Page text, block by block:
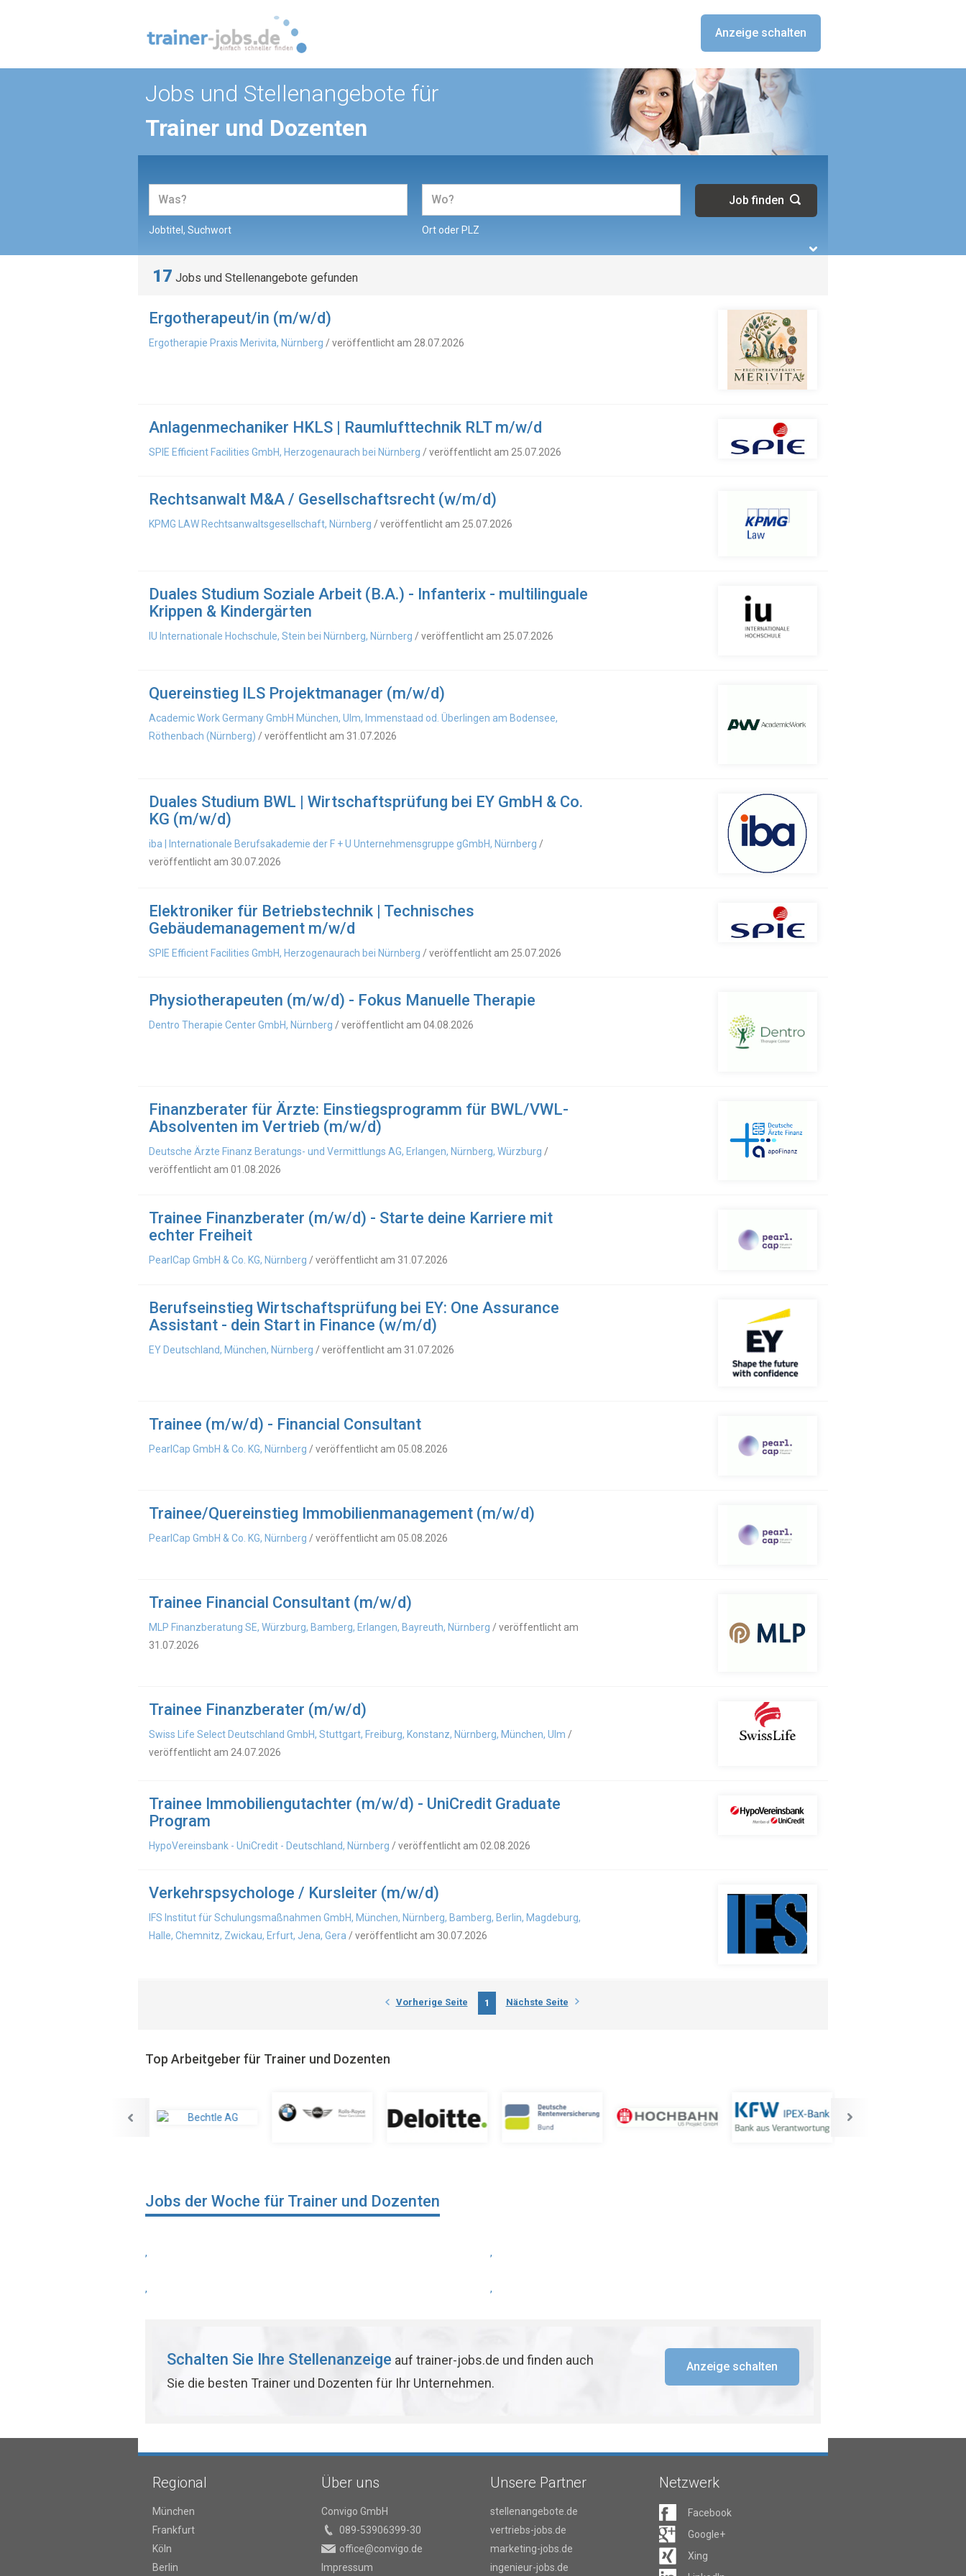
Anzeige schalten
Jobs und Stellenangebote für
Trainer und Dozenten
Jobtitel, Suchwort Ort oder PLZ
17 Jobs und Stellenangebote gefunden
Ergotherapeut/in (m/w/d)
Ergotherapie Praxis Merivita, Nürnberg / veröffentlicht am 28.07.2026
Anlagenmechaniker HKLS | Raumlufttechnik RLT m/w/d
SPIE Efficient Facilities GmbH, Herzogenaurach bei Nürnberg / veröffentlicht am 25.07.2026
Rechtsanwalt M&A / Gesellschaftsrecht (w/m/d)
KPMG LAW Rechtsanwaltsgesellschaft, Nürnberg / veröffentlicht am 25.07.2026
Duales Studium Soziale Arbeit (B.A.) - Infanterix - multilinguale
Krippen & Kindergärten
IU Internationale Hochschule, Stein bei Nürnberg, Nürnberg / veröffentlicht am 25.07.2026
Quereinstieg ILS Projektmanager (m/w/d)
Academic Work Germany GmbH München, Ulm, Immenstaad od. Überlingen am Bodensee,
Röthenbach (Nürnberg) / veröffentlicht am 31.07.2026
Duales Studium BWL | Wirtschaftsprüfung bei EY GmbH & Co.
KG (m/w/d)
iba | Internationale Berufsakademie der F + U Unternehmensgruppe gGmbH, Nürnberg /
veröffentlicht am 30.07.2026
Elektroniker für Betriebstechnik | Technisches
Gebäudemanagement m/w/d
SPIE Efficient Facilities GmbH, Herzogenaurach bei Nürnberg / veröffentlicht am 25.07.2026
Physiotherapeuten (m/w/d) - Fokus Manuelle Therapie
Dentro Therapie Center GmbH, Nürnberg / veröffentlicht am 04.08.2026
Finanzberater für Ärzte: Einstiegsprogramm für BWL/VWL-
Absolventen im Vertrieb (m/w/d)
Deutsche Ärzte Finanz Beratungs- und Vermittlungs AG, Erlangen, Nürnberg, Würzburg /
veröffentlicht am 01.08.2026
Trainee Finanzberater (m/w/d) - Starte deine Karriere mit
echter Freiheit
PearlCap GmbH & Co. KG, Nürnberg / veröffentlicht am 31.07.2026
Berufseinstieg Wirtschaftsprüfung bei EY: One Assurance
Assistant - dein Start in Finance (w/m/d)
EY Deutschland, München, Nürnberg / veröffentlicht am 31.07.2026
Trainee (m/w/d) - Financial Consultant
PearlCap GmbH & Co. KG, Nürnberg / veröffentlicht am 05.08.2026
Trainee/Quereinstieg Immobilienmanagement (m/w/d)
PearlCap GmbH & Co. KG, Nürnberg / veröffentlicht am 05.08.2026
Trainee Financial Consultant (m/w/d)
MLP Finanzberatung SE, Würzburg, Bamberg, Erlangen, Bayreuth, Nürnberg / veröffentlicht am
31.07.2026
Trainee Finanzberater (m/w/d)
Swiss Life Select Deutschland GmbH, Stuttgart, Freiburg, Konstanz, Nürnberg, München, Ulm /
veröffentlicht am 24.07.2026
Trainee Immobiliengutachter (m/w/d) - UniCredit Graduate
Program
HypoVereinsbank - UniCredit - Deutschland, Nürnberg / veröffentlicht am 02.08.2026
Verkehrspsychologe / Kursleiter (m/w/d)
IFS Institut für Schulungsmaßnahmen GmbH, München, Nürnberg, Bamberg, Berlin, Magdeburg,
Halle, Chemnitz, Zwickau, Erfurt, Jena, Gera / veröffentlicht am 30.07.2026
Vorherige Seite 1 Nächste Seite
Top Arbeitgeber für Trainer und Dozenten
Jobs der Woche für Trainer und Dozenten
, ,
, ,
Schalten Sie Ihre Stellenanzeige auf trainer-jobs.de und finden auch
Sie die besten Trainer und Dozenten für Ihr Unternehmen.
Anzeige schalten
Regional
München
Frankfurt
Köln
Berlin
Über uns
Convigo GmbH
089-53906399-30
office@convigo.de
Impressum
Unsere Partner
stellenangebote.de
vertriebs-jobs.de
marketing-jobs.de
ingenieur-jobs.de
Netzwerk
Facebook
Google+
Xing